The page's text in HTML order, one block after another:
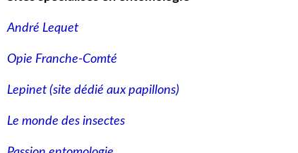
André Lequet
Opie Franche-Comté
Lepinet (site dédié aux papillons)
Le monde des insectes